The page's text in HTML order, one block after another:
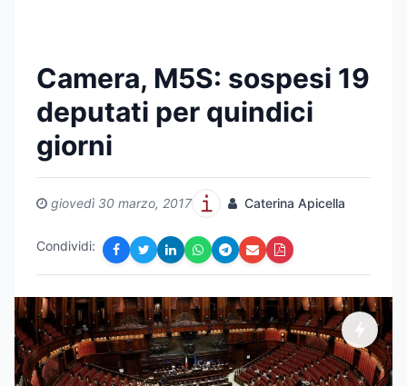
Camera, M5S: sospesi 19
deputati per quindici
giorni
giovedì 30 marzo, 2017 Caterina Apicella
Condividi: